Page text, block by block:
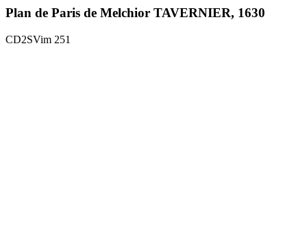
Plan de Paris de Melchior TAVERNIER, 1630
CD2SVim 251